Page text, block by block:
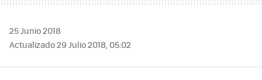
25 Junio 2018
Actualizado 29 Julio 2018, 05:02